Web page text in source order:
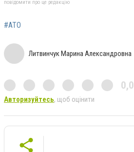
повідомити про це редакцію
#АТО
Литвинчук Марина Александровна
0,0
Авторизуйтесь, щоб оцінити